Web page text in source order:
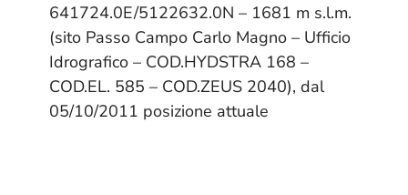
641724.0E/5122632.0N – 1681 m s.l.m.
(sito Passo Campo Carlo Magno – Ufficio
Idrografico – COD.HYDSTRA 168 –
COD.EL. 585 – COD.ZEUS 2040), dal
05/10/2011 posizione attuale